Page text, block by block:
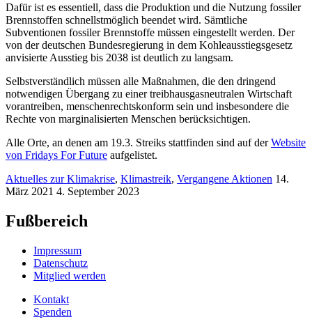
Dafür ist es essentiell, dass die Produktion und die Nutzung fossiler
Brennstoffen schnellstmöglich beendet wird. Sämtliche
Subventionen fossiler Brennstoffe müssen eingestellt werden. Der
von der deutschen Bundesregierung in dem Kohleausstiegsgesetz
anvisierte Ausstieg bis 2038 ist deutlich zu langsam.
Selbstverständlich müssen alle Maßnahmen, die den dringend
notwendigen Übergang zu einer treibhausgasneutralen Wirtschaft
vorantreiben, menschenrechtskonform sein und insbesondere die
Rechte von marginalisierten Menschen berücksichtigen.
Alle Orte, an denen am 19.3. Streiks stattfinden sind auf derWebsite
von Fridays For Future aufgelistet.
Aktuelles zur Klimakrise, Klimastreik, Vergangene Aktionen 14.
März 2021 4. September 2023
Fußbereich
Impressum
Datenschutz
Mitglied werden
Kontakt
Spenden